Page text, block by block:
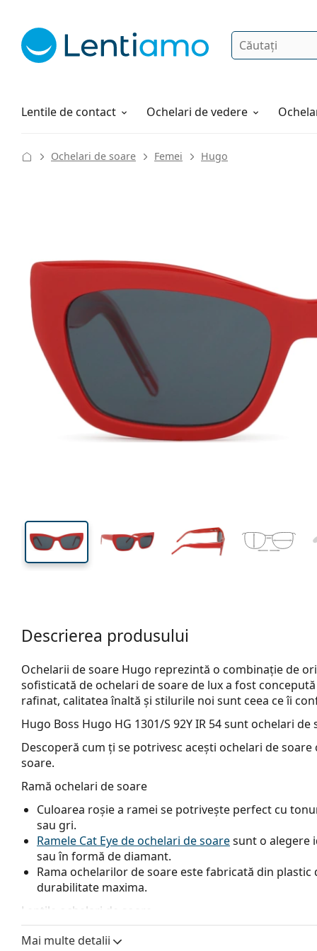
Căutare
Lentile de contact
Soluții Ochelari de vedere
Cum comandați
Ochelari de soare Femei Hugo
Lățimea ramei
34 mm
Înălțime lentilă Lățimea lentilei
Lățimea
Descrierea produsului
Ochelarii de soare Hugo reprezintă o combinație de
sofisticată de ochelari de soare de lux a fost
rafinat, calitatea înaltă și stilurile noi sunt ceea ce îi
Hugo Boss Hugo HG 1301/S 92Y IR 54sunt ochelari de
Descoperă cum ți se potrivesc acești ochelari de
soare.
Ramă ochelari de soare
Culoarea roșie a ramei se potrivește perfect cu
sau gri.
Ramele Cat Eye de ochelari de soaresunt o alegere
sau în formă de diamant.
Rama ochelarilor de soare este fabricată din
durabilitate maxima.
Lentile ochelari de soare
Lentilele gri reduc intensitatea luminii fără a afecta
Mai multe detalii